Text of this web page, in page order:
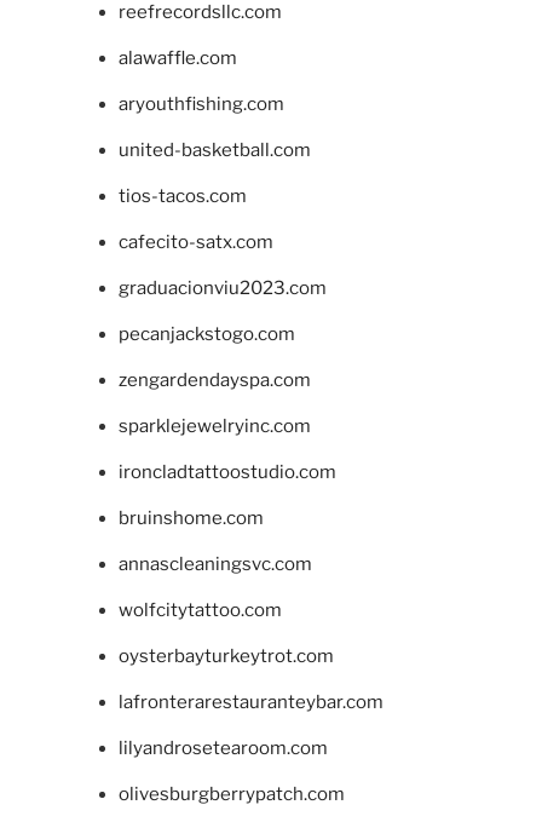
reefrecordsllc.com
alawaffle.com
aryouthfishing.com
united-basketball.com
tios-tacos.com
cafecito-satx.com
graduacionviu2023.com
pecanjackstogo.com
zengardendayspa.com
sparklejewelryinc.com
ironcladtattoostudio.com
bruinshome.com
annascleaningsvc.com
wolfcitytattoo.com
oysterbayturkeytrot.com
lafronterarestauranteybar.com
lilyandrosetearoom.com
olivesburgberrypatch.com